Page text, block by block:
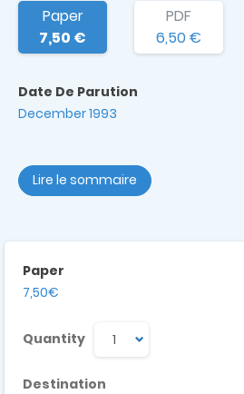
Paper
7,50 €
PDF
6,50 €
Date De Parution
December 1993
Lire le sommaire
Paper
7,50€
Quantity
Destination